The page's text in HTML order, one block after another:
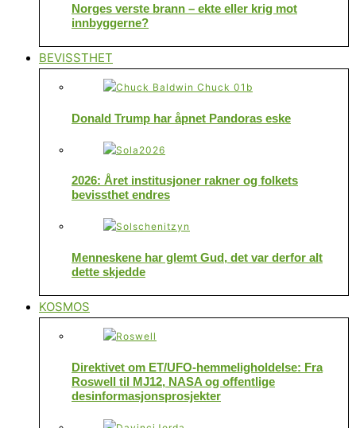
Norges verste brann – ekte eller krig mot
innbyggerne?
BEVISSTHET
Donald Trump har åpnet Pandoras eske
2026: Året institusjoner rakner og folkets
bevissthet endres
Menneskene har glemt Gud, det var derfor alt
dette skjedde
KOSMOS
Direktivet om ET/UFO-hemmeligholdelse: Fra
Roswell til MJ12, NASA og offentlige
desinformasjonsprosjekter